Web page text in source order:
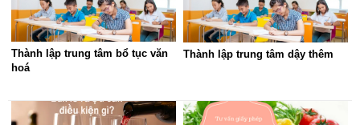
Thành lập trung tâm bổ tục văn
hoá
Thành lập trung tâm dậy thêm